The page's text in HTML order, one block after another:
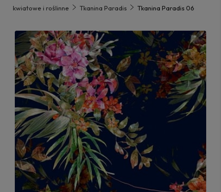
kwiatowe i roślinne
Tkanina Paradis Tkanina Paradis 06